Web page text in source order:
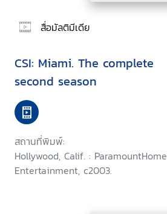
สื่อมัลติมีเดีย
CSI: Miami. The complete
second season
สถานที่พิมพ์:
Hollywood, Calif. : ParamountHome
Entertainment, c2003.